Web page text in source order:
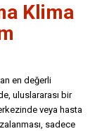
Klima
en değerli
uluslararası bir
veya hasta
sadece